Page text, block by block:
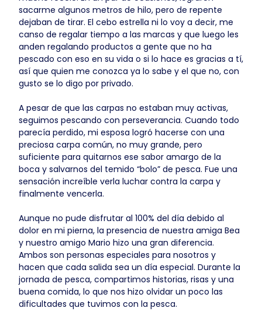
sacarme algunos metros de hilo, pero de repente
dejaban de tirar. El cebo estrella ni lo voy a decir, me
canso de regalar tiempo a las marcas y que luego les
anden regalando productos a gente que no ha
pescado con eso en su vida o si lo hace es gracias a tí,
así que quien me conozca ya lo sabe y el que no, con
gusto se lo digo por privado.
A pesar de que las carpas no estaban muy activas,
seguimos pescando con perseverancia. Cuando todo
parecía perdido, mi esposa logró hacerse con una
preciosa carpa común, no muy grande, pero
suficiente para quitarnos ese sabor amargo de la
boca y salvarnos del temido “bolo” de pesca. Fue una
sensación increíble verla luchar contra la carpa y
finalmente vencerla.
Aunque no pude disfrutar al 100% del día debido al
dolor en mi pierna, la presencia de nuestra amiga Bea
y nuestro amigo Mario hizo una gran diferencia.
Ambos son personas especiales para nosotros y
hacen que cada salida sea un día especial. Durante la
jornada de pesca, compartimos historias, risas y una
buena comida, lo que nos hizo olvidar un poco las
dificultades que tuvimos con la pesca.